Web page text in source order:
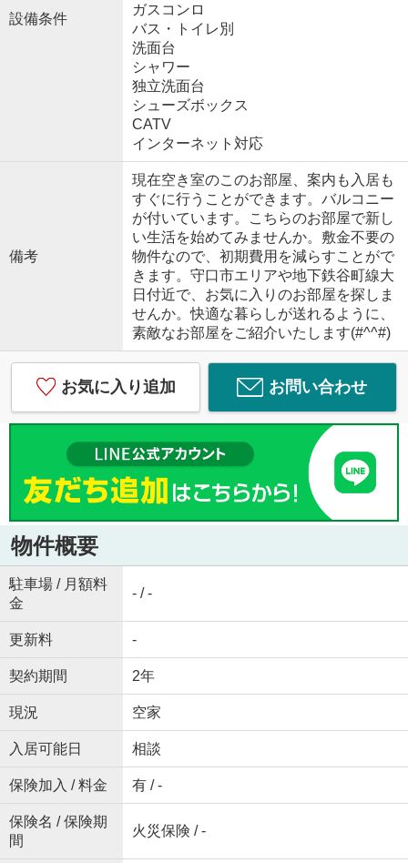
設備条件
ガスコンロ
バス・トイレ別
洗面台
シャワー
独立洗面台
シューズボックス
CATV
インターネット対応
備考
現在空き室のこのお部屋、案内も入居も
すぐに行うことができます。バルコニー
が付いています。こちらのお部屋で新し
い生活を始めてみませんか。敷金不要の
物件なので、初期費用を減らすことがで
きます。守口市エリアや地下鉄谷町線大
日付近で、お気に入りのお部屋を探しま
せんか。快適な暮らしが送れるように、
素敵なお部屋をご紹介いたします(#^^#)
お気に入り追加 お問い合わせ
物件概要
駐車場 / 月額料
金
- / -
更新料 -
契約期間 2年
現況 空家
入居可能日 相談
保険加入 / 料金 有 / -
保険名 / 保険期
間
火災保険 / -